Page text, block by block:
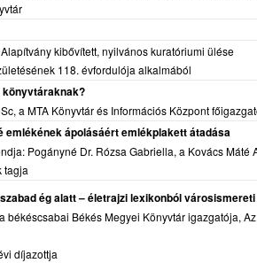
kibővített, nyilvános kuratóriumi ülése
118. évfordulója alkalmából
könyvtáraknak?
a MTA Könyvtár és Információs Központ
emlékének ápolásáért emlékplakett átadása
Pogányné Dr. Rózsa Gabriella, a Kovács Máté
tagja
ég alatt – életrajzi lexikonból
békéscsabai Békés Megyei Könyvtár igazgatója,
díjazottja